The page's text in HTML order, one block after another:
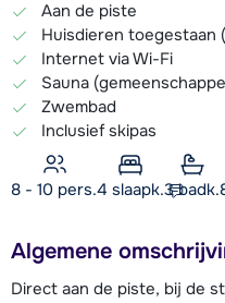
Aan de piste
Huisdieren toegestaan
Internet via Wi-Fi
Sauna
Zwembad
Inclusief skipas
8 - 10 pers.4 slaapk.3 badk.
Algemene
Direct aan de piste, bij de